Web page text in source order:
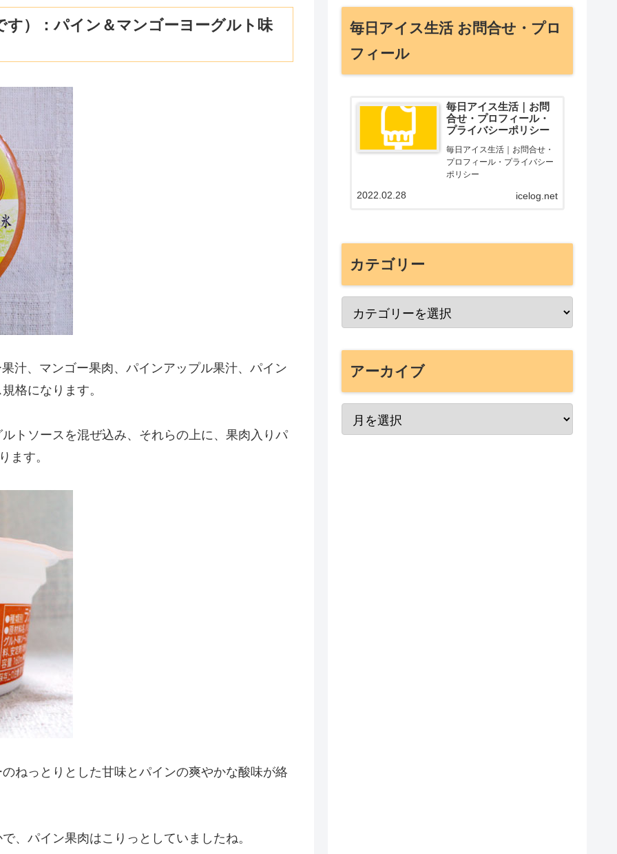
す）：パイン＆マンゴーヨーグルト味
汁、マンゴー果肉、パインアップル果汁、パイン
格になります。
トソースを混ぜ込み、それらの上に、果肉入りパ
ます。
ねっとりとした甘味とパインの爽やかな酸味が絡
、パイン果肉はこりっとしていましたね。
毎日アイス生活 お問合せ・プロ
フィール
毎日アイス生活｜お問
合せ・プロフィール・
プライバシーポリシー
毎日アイス生活｜お問合せ・
プロフィール・プライバシー
ポリシー
icelog.net
2022.02.28
カテゴリー
アーカイブ